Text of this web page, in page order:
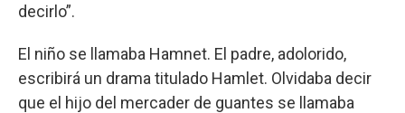
decirlo”.
El niño se llamaba Hamnet. El padre, adolorido,
escribirá un drama titulado Hamlet. Olvidaba decir
que el hijo del mercader de guantes se llamaba